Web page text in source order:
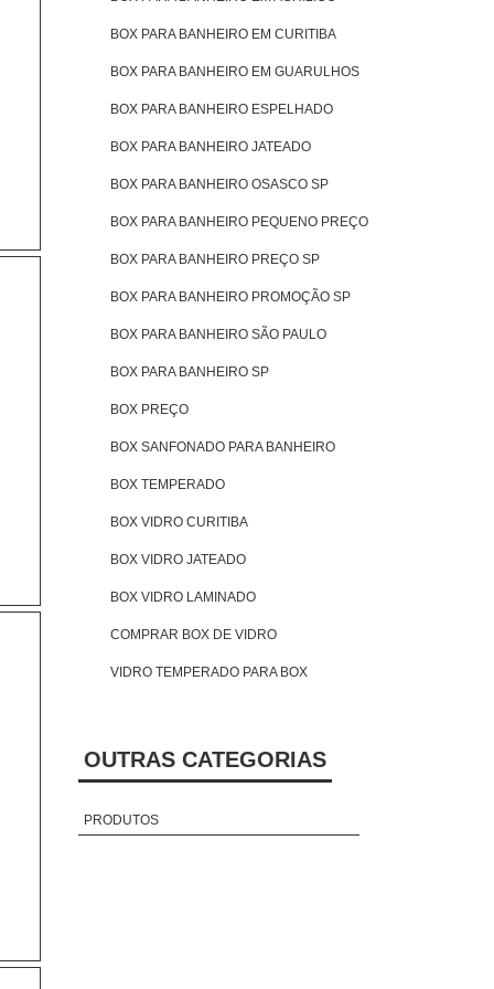
BOX PARA BANHEIRO EM CURITIBA
BOX PARA BANHEIRO EM GUARULHOS
BOX PARA BANHEIRO ESPELHADO
BOX PARA BANHEIRO JATEADO
BOX PARA BANHEIRO OSASCO SP
BOX PARA BANHEIRO PEQUENO PREÇO
BOX PARA BANHEIRO PREÇO SP
BOX PARA BANHEIRO PROMOÇÃO SP
BOX PARA BANHEIRO SÃO PAULO
BOX PARA BANHEIRO SP
BOX PREÇO
BOX SANFONADO PARA BANHEIRO
BOX TEMPERADO
BOX VIDRO CURITIBA
BOX VIDRO JATEADO
BOX VIDRO LAMINADO
COMPRAR BOX DE VIDRO
VIDRO TEMPERADO PARA BOX
OUTRAS CATEGORIAS
PRODUTOS